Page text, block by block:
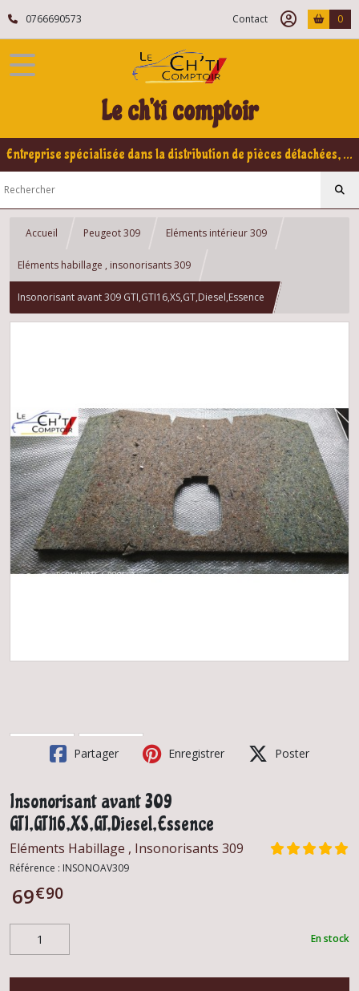
0766690573 Contact 0
Le ch'ti comptoir
Entreprise spécialisée dans la distribution de pièces détachées, refabrication pour voitures Yountimers Peugeot 205 GTI, 309 GTI - GTI16
Accueil Peugeot 309 Eléments intérieur 309
Eléments habillage , insonorisants 309
Insonorisant avant 309 GTI,GTI16,XS,GT,Diesel,Essence
Partager Enregistrer Poster
Insonorisant avant 309
GTI,GTI16,XS,GT,Diesel,Essence
Eléments Habillage , Insonorisants 309
Référence : INSONOAV309
69€90
En stock